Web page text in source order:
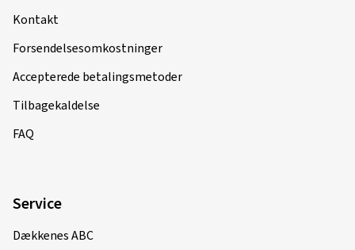
Kontakt
Forsendelsesomkostninger
Accepterede betalingsmetoder
Tilbagekaldelse
FAQ
Service
Dækkenes ABC